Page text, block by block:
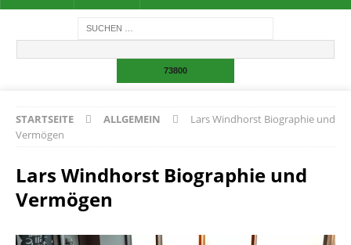
STARTSEITE ALLGEMEIN
Lars Windhorst Biographie und
Vermögen
Lars Windhorst Biographie und
Vermögen